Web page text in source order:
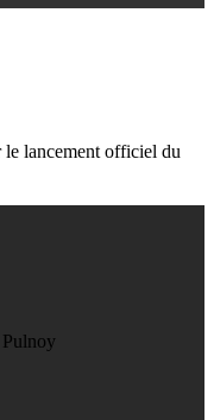
le lancement officiel du